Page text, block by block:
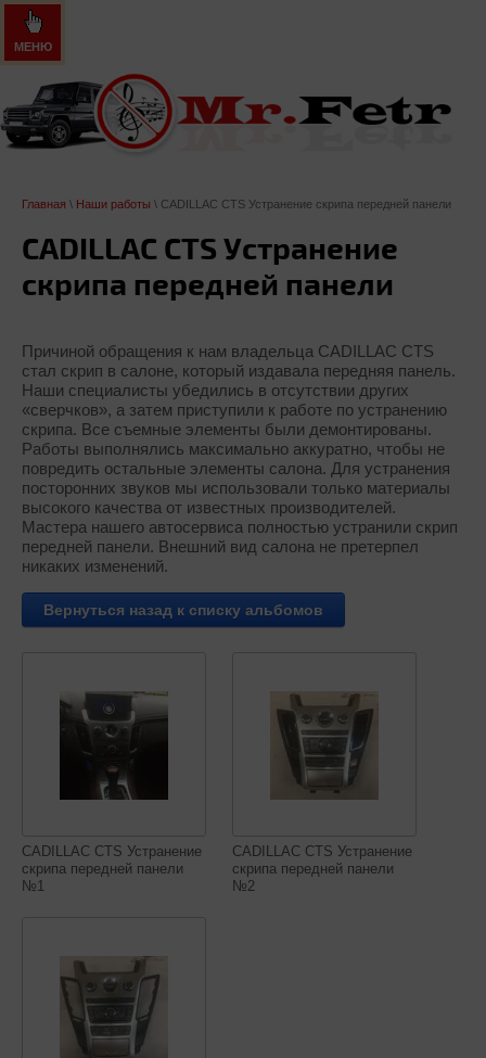
МЕНЮ
Главная \ Наши работы \ CADILLAC CTS Устранение скрипа передней панели
CADILLAC CTS Устранение
скрипа передней панели
Причиной обращения к нам владельца CADILLAC CTS
стал скрип в салоне, который издавала передняя панель.
Наши специалисты убедились в отсутствии других
«сверчков», а затем приступили к работе по устранению
скрипа. Все съемные элементы были демонтированы.
Работы выполнялись максимально аккуратно, чтобы не
повредить остальные элементы салона. Для устранения
посторонних звуков мы использовали только материалы
высокого качества от известных производителей.
Мастера нашего автосервиса полностью устранили скрип
передней панели. Внешний вид салона не претерпел
никаких изменений.
Вернуться назад к списку альбомов
CADILLAC CTS Устранение
скрипа передней панели
№1
CADILLAC CTS Устранение
скрипа передней панели
№2